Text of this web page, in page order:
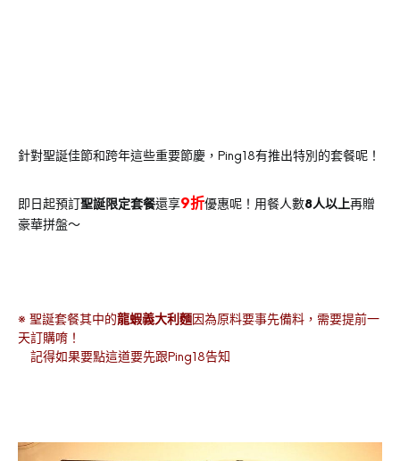
針對聖誕佳節和跨年這些重要節慶，Ping18有推出特別的套餐呢！
即日起預訂聖誕限定套餐還享9折優惠呢！用餐人數8人以上再贈
豪華拼盤～
※ 聖誕套餐其中的龍蝦義大利麵因為原料要事先備料，需要提前一
天訂購唷！
記得如果要點這道要先跟Ping18告知